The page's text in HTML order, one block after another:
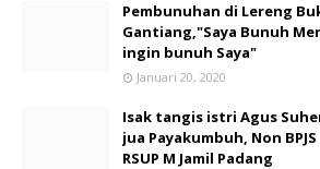
Pembunuhan di Lereng
Gantiang,"Saya Bunuh
ingin bunuh Saya"
Januari 20, 2020
Isak tangis istri Agus
jua Payakumbuh, Non
RSUP M Jamil Padang